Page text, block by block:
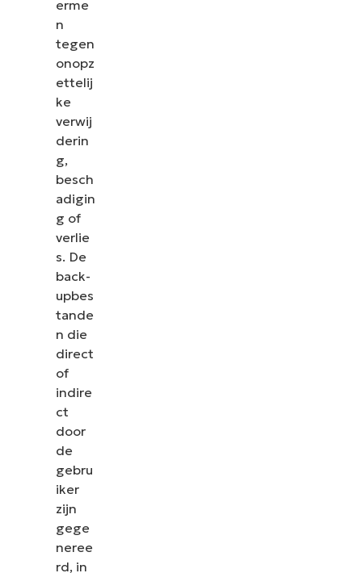
erme
n
tegen
onopz
ettelij
ke
verwij
derin
g,
besch
adigin
g of
verlie
s. De
back-
upbes
tande
n die
direct
of
indire
ct
door
de
gebru
iker
zijn
gege
neree
rd, in